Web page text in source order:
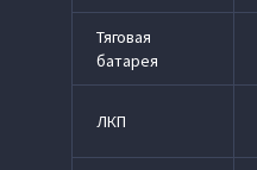
Тяговая
батарея
ЛКП